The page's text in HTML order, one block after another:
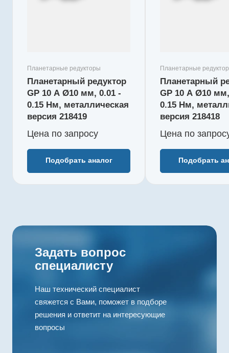
Планетарные редукторы
Планетарный редуктор
GP 10 A Ø10 мм, 0.01 -
0.15 Нм, металлическая
версия 218419
Цена по запросу
Подобрать аналог
момент, Нм
Редукция
КПД, %
Длина редуктора L1, мм
Количество ступеней
Планетарные
Планетарный
GP 10 A Ø10
0.15 Нм,
версия 218418
Цена по запр
Подобрать
момент, Нм
Редукция
КПД, %
Длина
Задать вопрос
специалисту
Наш технический специалист
свяжется с Вами, поможет в подборе
решения и ответит на интересующие
вопросы